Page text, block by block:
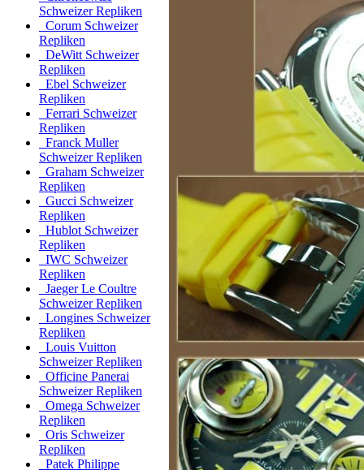
Schweizer Repliken
Corum Schweizer
Repliken
DeWitt Schweizer
Repliken
Ebel Schweizer
Repliken
Ferrari Schweizer
Repliken
Franck Muller
Schweizer Repliken
Graham Schweizer
Repliken
Gucci Schweizer
Repliken
Hublot Schweizer
Repliken
IWC Schweizer
Repliken
Jaeger Le Coultre
Schweizer Repliken
Longines Schweizer
Repliken
Louis Vuitton
Schweizer Repliken
Officine Panerai
Schweizer Repliken
Omega Schweizer
Repliken
Oris Schweizer
Repliken
Patek Philippe